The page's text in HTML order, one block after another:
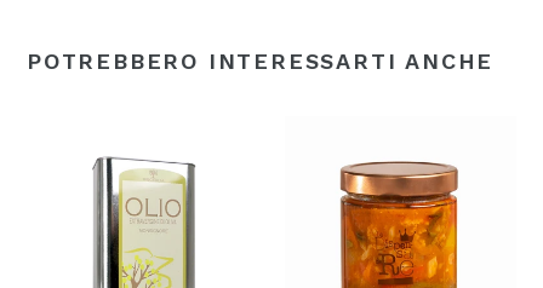
POTREBBERO INTERESSARTI ANCHE